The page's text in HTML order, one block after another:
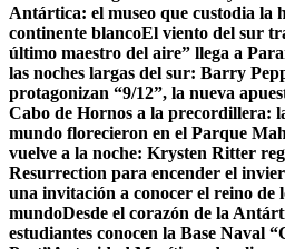
Antártica: el museo que custodia la
continente blancoEl viento del sur
último maestro del aire” llega a
las noches largas del sur: Barry
protagonizan “9/12”, la nueva
Cabo de Hornos a la precordillera:
mundo florecieron en el Parque
vuelve a la noche: Krysten Ritter
Resurrection para encender el
una invitación a conocer el reino de
mundoDesde el corazón de la
estudiantes conocen la Base Naval